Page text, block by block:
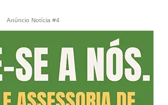
Anúncio Notícia #4